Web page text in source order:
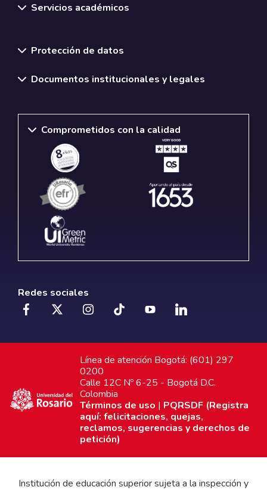
Servicios académicos
Protección de datos
Documentos institucionales y legales
Comprometidos con la calidad
Redes sociales
Línea de atención Bogotá: (601) 297
0200
Calle 12C Nº 6-25 - Bogotá D.C.
Colombia
Términos de uso | PQRSDF (Registra
aquí: felicitaciones, quejas,
reclamos, sugerencias y derechos de
petición)
Institución de educación superior sujeta a la inspección y